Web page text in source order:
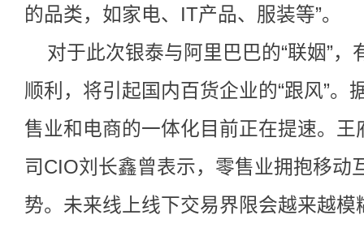
的品类，如家电、IT产品、服装等”。
对于此次银泰与阿里巴巴的“联姻”
顺利，将引起国内百货企业的“跟风”。
售业和电商的一体化目前正在提速。
司CIO刘长鑫曾表示，零售业拥抱移动
势。未来线上线下交易界限会越来越